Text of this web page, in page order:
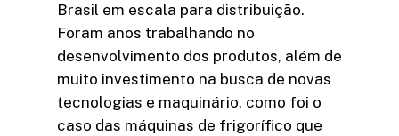
Brasil em escala para distribuição.
Foram anos trabalhando no
desenvolvimento dos produtos, além de
muito investimento na busca de novas
tecnologias e maquinário, como foi o
caso das máquinas de frigorífico que